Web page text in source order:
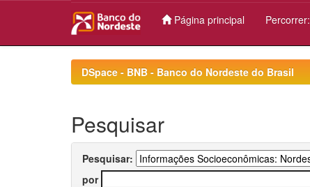
Página principal Percorrer:
DSpace - BNB - Banco do Nordeste do Brasil
Pesquisar
Pesquisar:
por